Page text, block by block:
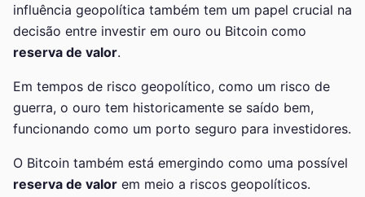
influência geopolítica também tem um papel crucial na
decisão entre investir em ouro ou Bitcoin como
reserva de valor.
Em tempos de risco geopolítico, como um risco de
guerra, o ouro tem historicamente se saído bem,
funcionando como um porto seguro para investidores.
O Bitcoin também está emergindo como uma possível
reserva de valor em meio a riscos geopolíticos.